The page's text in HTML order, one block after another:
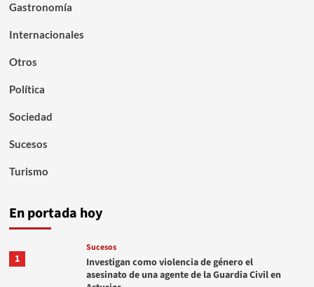
Gastronomía
Internacionales
Otros
Política
Sociedad
Sucesos
Turismo
En portada hoy
1
Sucesos
Investigan como violencia de género el
asesinato de una agente de la Guardia Civil en